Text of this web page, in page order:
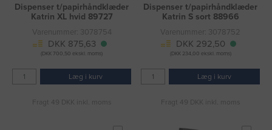
Dispenser t/papirhåndklæder
Katrin XL hvid 89727
Varenummer: 3078754
DKK 875,63
(DKK 700,50 ekskl. moms)
Læg i kurv
Fragt 49 DKK inkl. moms
Dispenser t/papirhåndklæder
Katrin S sort 88966
Varenummer: 3078752
DKK 292,50
(DKK 234,00 ekskl. moms)
Læg i kurv
Fragt 49 DKK inkl. moms